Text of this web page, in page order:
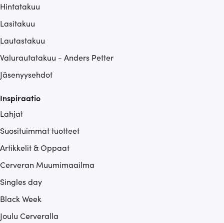
Hintatakuu
Lasitakuu
Lautastakuu
Valurautatakuu - Anders Petter
Jäsenyysehdot
Inspiraatio
Lahjat
Suosituimmat tuotteet
Artikkelit & Oppaat
Cerveran Muumimaailma
Singles day
Black Week
Joulu Cerveralla